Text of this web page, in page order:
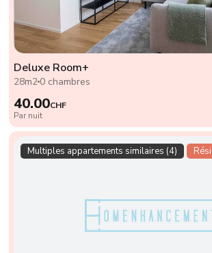
Deluxe Room+
28m2 0 chambres
40.00CHF
Par nuit
Multiples appartements similaires (4)